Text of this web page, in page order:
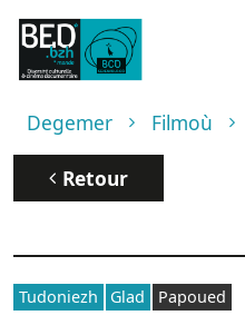
Skip to main content
Breadcrumb
Degemer Filmoù
Retour
Tudoniezh Glad Papoued